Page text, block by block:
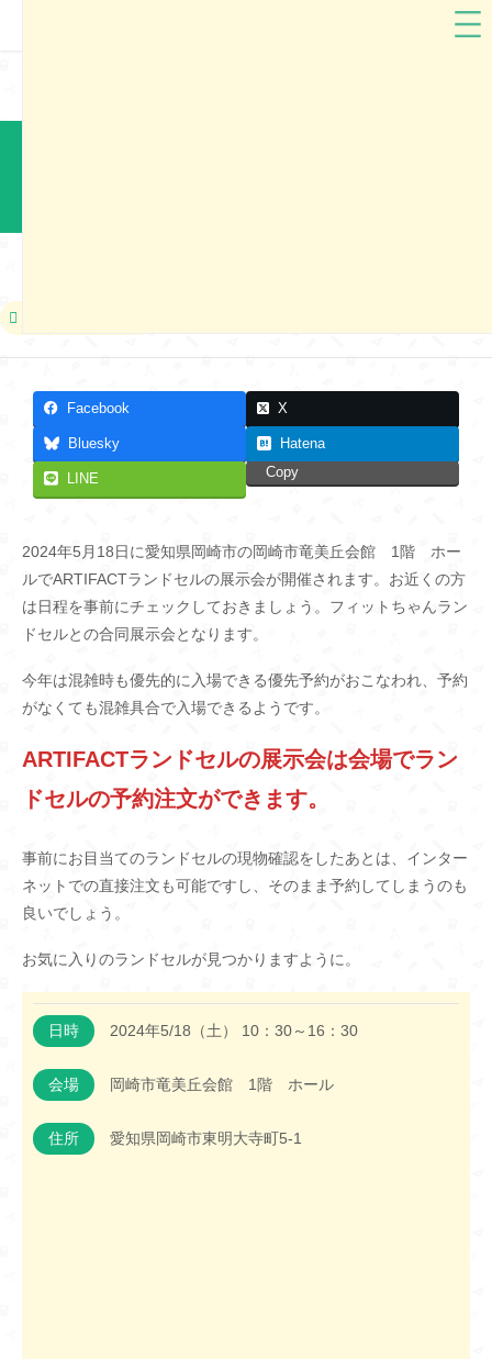
Facebook X
Bluesky Hatena
LINE Copy
2024年5月18日に愛知県岡崎市の岡崎市竜美丘会館 1階 ホー
ルでARTIFACTランドセルの展示会が開催されます。お近くの方
は日程を事前にチェックしておきましょう。フィットちゃんラン
ドセルとの合同展示会となります。
今年は混雑時も優先的に入場できる優先予約がおこなわれ、予約
がなくても混雑具合で入場できるようです。
ARTIFACTランドセルの展示会は会場でラン
ドセルの予約注文ができます。
事前にお目当てのランドセルの現物確認をしたあとは、インター
ネットでの直接注文も可能ですし、そのまま予約してしまうのも
良いでしょう。
お気に入りのランドセルが見つかりますように。
日時 2024年5/18（土） 10：30～16：30
会場 岡崎市竜美丘会館 1階 ホール
住所 愛知県岡崎市東明大寺町5-1